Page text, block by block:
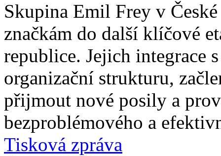
Skupina Emil Frey v
značkám do další klíčové
republice. Jejich integrace
organizační strukturu,
přijmout nové posily a
bezproblémového a
Tisková zpráva